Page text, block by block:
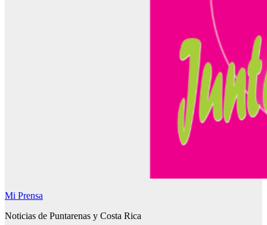
Mi Prensa
Noticias de Puntarenas y Costa Rica